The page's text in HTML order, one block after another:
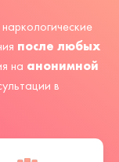
после любых
на анонимной
в